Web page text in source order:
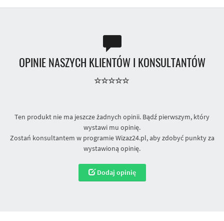
OPINIE NASZYCH KLIENTÓW I KONSULTANTÓW
Ten produkt nie ma jeszcze żadnych opinii. Bądź pierwszym, który
wystawi mu opinię.
Zostań konsultantem w programie Wizaz24.pl, aby zdobyć punkty za
wystawioną opinię.
Dodaj opinię